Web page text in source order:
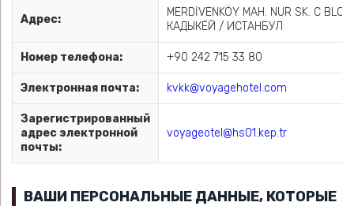
Адрес:
MERDİVENKÖY MAH. NUR SK. C
КАДЫКЁЙ / ИСТАНБУЛ
Номер телефона: +90 242 715 33 80
Электронная почта: kvkk@voyagehotel.com
Зарегистрированный
адрес электронной
почты:
voyageotel@hs01.kep.tr
ВАШИ ПЕРСОНАЛЬНЫЕ ДАННЫЕ, КОТОРЫЕ